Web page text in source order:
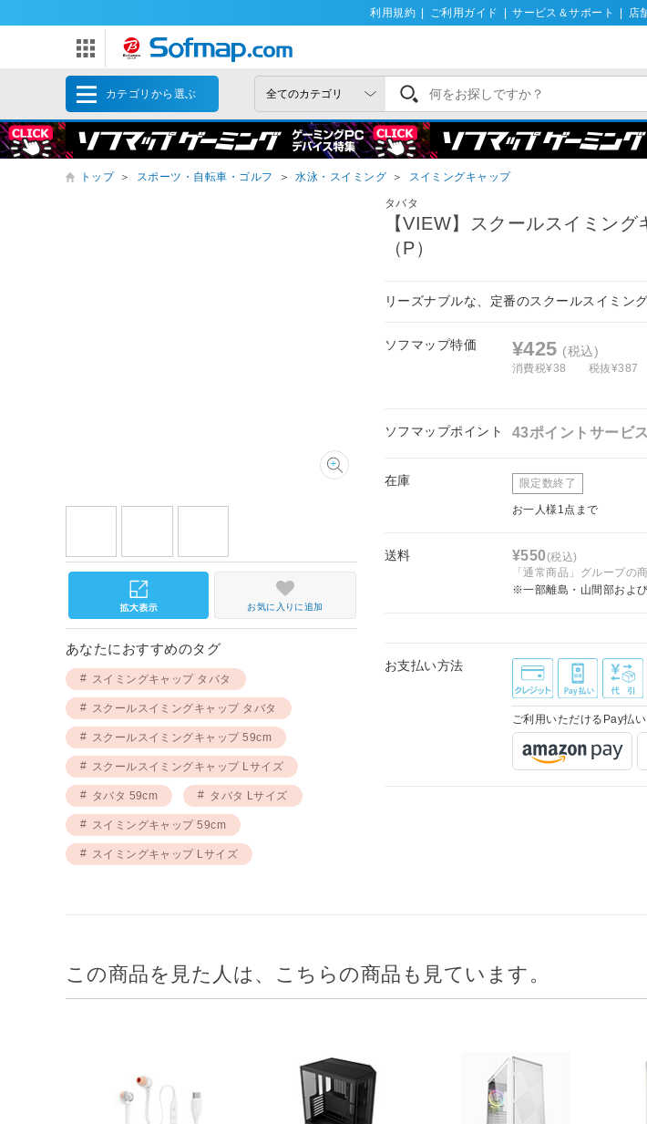
利用規約 ご利用ガイド サービス＆サポート 店
カテゴリから選ぶ
トップ ＞ スポーツ・自転車・ゴルフ ＞ 水泳・スイミング ＞ スイミングキャップ
タバタ
【VIEW】スクールスイミン
（P）
リーズナブルな、定番のスクールスイミン
ソフマップ特価 ¥425 (税込)
消費税¥38 税抜¥387
ソフマップポイント 43ポイントサービ
在庫 限定数終了
お一人様1点まで
送料 ¥550(税込)
「通常商品」グループの
※一部離島・山間部およ
お支払い方法
ご利用いただけるPay払い
お気に入りに追加
あなたにおすすめのタグ
スイミングキャップ タバタ
スクールスイミングキャップ タバタ
スクールスイミングキャップ 59cm
スクールスイミングキャップ Lサイズ
タバタ 59cm タバタ Lサイズ
スイミングキャップ 59cm
スイミングキャップ Lサイズ
この商品を見た人は、こちらの商品も見ています。